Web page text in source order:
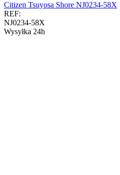
Citizen Tsuyosa Shore NJ0234-58X
REF:
NJ0234-58X
Wysyłka 24h